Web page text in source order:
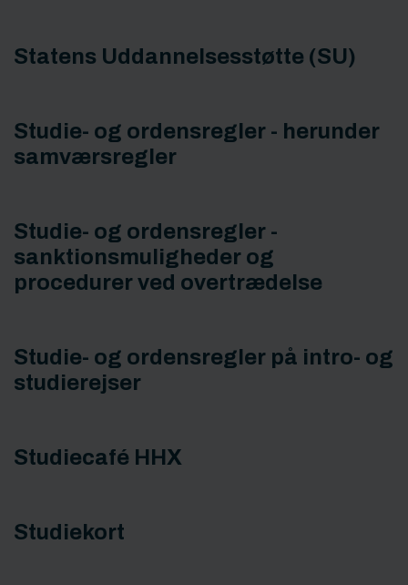
Statens Uddannelsesstøtte (SU)
Studie- og ordensregler - herunder
samværsregler
Studie- og ordensregler -
sanktionsmuligheder og
procedurer ved overtrædelse
Studie- og ordensregler på intro- og
studierejser
Studiecafé HHX
Studiekort